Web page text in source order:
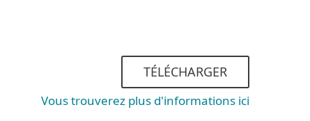
TÉLÉCHARGER
Vous trouverez plus d'informations ici